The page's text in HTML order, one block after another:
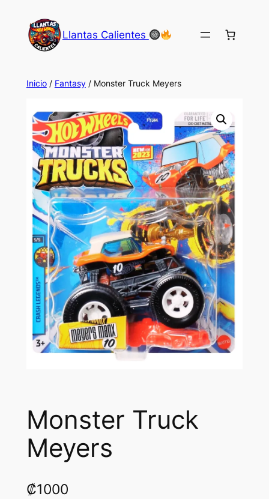
contenido
Llantas Calientes
Inicio/ Fantasy/ Monster Truck Meyers
Monster Truck
Meyers
₡1000